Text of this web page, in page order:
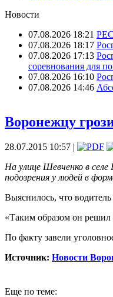
Новости
07.08.2026 18:21
07.08.2026 18:17
07.08.2026 17:13
соревнования для
07.08.2026 16:10
07.08.2026 14:46
Воронежцу
28.07.2015 10:57 |
На улице Шевченко в
подозрения у людей в
Выяснилось, что
«Таким образом он
По факту завели
Источник: Новости
Еще по теме: